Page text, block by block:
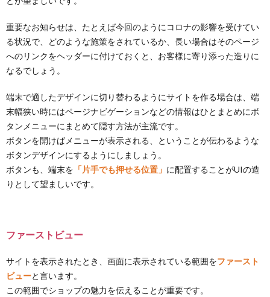
重要なお知らせは、たとえば今回のようにコロナの影響を受けてい
る状況で、どのような施策をされているか、長い場合はそのページ
へのリンクをヘッダーに付けておくと、お客様に寄り添った造りに
なるでしょう。
端末で適したデザインに切り替わるようにサイトを作る場合は、端
末幅狭い時にはページナビゲーションなどの情報はひとまとめにボ
タンメニューにまとめて隠す方法が主流です。
ボタンを開けばメニューが表示される、ということが伝わるような
ボタンデザインにするようにしましょう。
ボタンも、端末を 「片手でも押せる位置」 に配置することがUIの造
りとして望ましいです。
ファーストビュー
サイトを表示されたとき、画面に表示されている範囲をファースト
ビューと言います。
この範囲でショップの魅力を伝えることが重要です。